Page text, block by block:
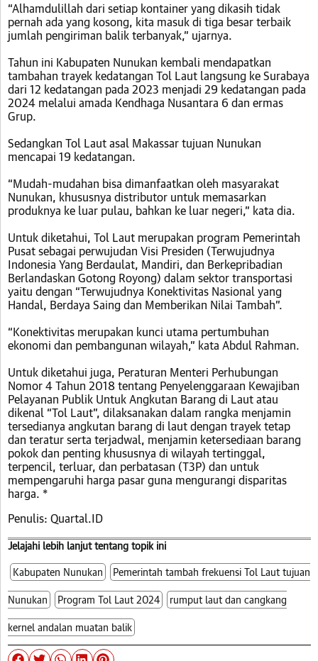
“Alhamdulillah dari setiap kontainer yang dikasih tidak
pernah ada yang kosong, kita masuk di tiga besar terbaik
jumlah pengiriman balik terbanyak,” ujarnya.
Tahun ini Kabupaten Nunukan kembali mendapatkan
tambahan trayek kedatangan Tol Laut langsung ke Surabaya
dari 12 kedatangan pada 2023 menjadi 29 kedatangan pada
2024 melalui amada Kendhaga Nusantara 6 dan ermas
Grup.
Sedangkan Tol Laut asal Makassar tujuan Nunukan
mencapai 19 kedatangan.
“Mudah-mudahan bisa dimanfaatkan oleh masyarakat
Nunukan, khususnya distributor untuk memasarkan
produknya ke luar pulau, bahkan ke luar negeri,” kata dia.
Untuk diketahui, Tol Laut merupakan program Pemerintah
Pusat sebagai perwujudan Visi Presiden (Terwujudnya
Indonesia Yang Berdaulat, Mandiri, dan Berkepribadian
Berlandaskan Gotong Royong) dalam sektor transportasi
yaitu dengan “Terwujudnya Konektivitas Nasional yang
Handal, Berdaya Saing dan Memberikan Nilai Tambah”.
“Konektivitas merupakan kunci utama pertumbuhan
ekonomi dan pembangunan wilayah,” kata Abdul Rahman.
Untuk diketahui juga, Peraturan Menteri Perhubungan
Nomor 4 Tahun 2018 tentang Penyelenggaraan Kewajiban
Pelayanan Publik Untuk Angkutan Barang di Laut atau
dikenal “Tol Laut”, dilaksanakan dalam rangka menjamin
tersedianya angkutan barang di laut dengan trayek tetap
dan teratur serta terjadwal, menjamin ketersediaan barang
pokok dan penting khususnya di wilayah tertinggal,
terpencil, terluar, dan perbatasan (T3P) dan untuk
mempengaruhi harga pasar guna mengurangi disparitas
harga. *
Penulis: Quartal.ID
Jelajahi lebih lanjut tentang topik ini
Kabupaten Nunukan Pemerintah tambah frekuensi Tol Laut tujuan
Nunukan Program Tol Laut 2024 rumput laut dan cangkang
kernel andalan muatan balik